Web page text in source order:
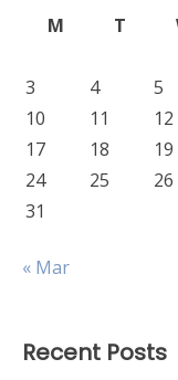
M
T
3
4 5
10
11 12
17
18 19
24
25 26
31
« Mar
Recent Posts